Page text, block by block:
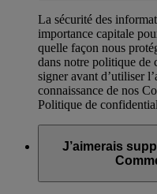
La sécurité des
importance capitale
quelle façon nous
dans notre politique de
signer avant d’utiliser
connaissance de nos
Politique de
J’aimerais